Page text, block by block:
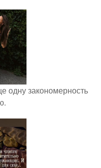
одну закономерность